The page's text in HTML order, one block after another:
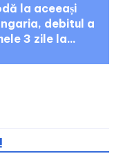
la aceeași
debitul a
3 zile la...